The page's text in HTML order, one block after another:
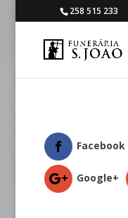
258 515 233
Facebook
Google+